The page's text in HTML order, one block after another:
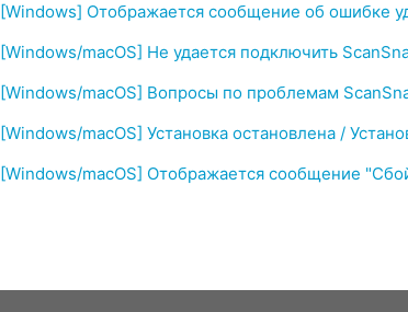
[Windows] Отображается сообщение об ошибке
[Windows/macOS] Не удается подключить
[Windows/macOS] Вопросы по проблемам
[Windows/macOS] Установка остановлена /
[Windows/macOS] Отображается сообщение